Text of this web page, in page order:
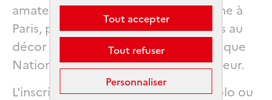
Tout accepter
Tout refuser
Personnaliser
amateurs, seront attendus sur la Seine à
Paris, pour un tout nouveau parcours au
décor d’exception, entre la Bibliothèque
Nationale de France et l'Ile de Monsieur.
L'inscription pourra s'effectuer en solo ou